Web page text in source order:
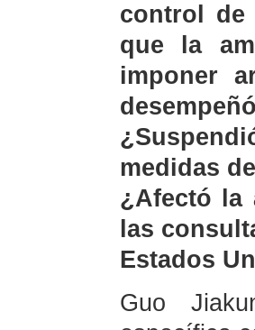
control de
que la
imponer
medidas
¿Afectó la
las
Estados
Guo